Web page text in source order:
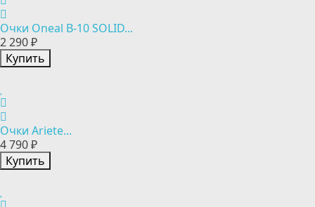
Очки Oneal B-10 SOLID...
2 290 ₽
Купить
Очки Ariete...
4 790 ₽
Купить